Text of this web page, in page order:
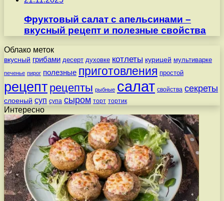
Фруктовый салат с апельсинами –
вкусный рецепт и полезные свойства
Облако меток
вкусный грибами десерт духовке котлеты курицей мультиварке
печенье пирог полезные приготовления простой
рецепт рецепты рыбные салат свойства секреты
слоеный суп супа сыром торт тортик
Интересно